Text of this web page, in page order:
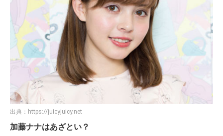
出典： https://juicyjuicy.net
加藤ナナはあざとい？